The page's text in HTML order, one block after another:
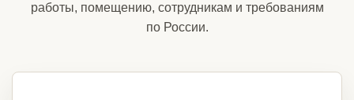
работы, помещению, сотрудникам и требованиям
по России.